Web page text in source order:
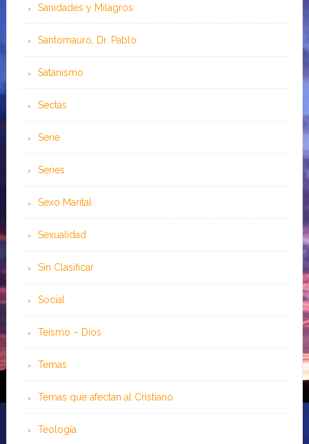
Sanidades y Milagros
Santomauro, Dr. Pablo
Satanismo
Sectas
Serie
Series
Sexo Marital
Sexualidad
Sin Clasificar
Social
Teísmo – Dios
Temas
Temas que afectan al Cristiano
Teología